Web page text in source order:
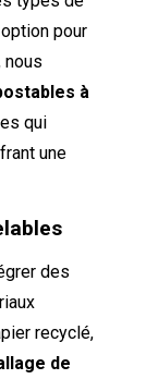
pour
nous
à
qui
une
des
recyclé,
de